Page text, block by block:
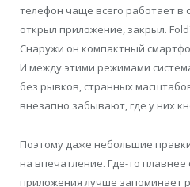
телефон чаще всего работает в
открыл приложение, закрыл.
Снаружи он компактный
И между этими режимами
без рывков, странных
внезапно забывают, где у них
Поэтому даже небольшие
на впечатление. Где-то
приложения лучше запоминает